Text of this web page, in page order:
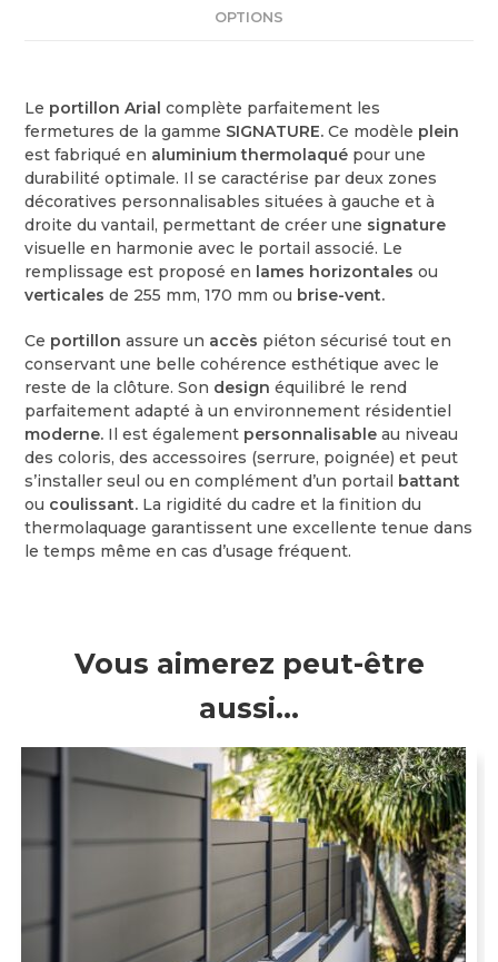
OPTIONS
Le portillon Arialcomplète parfaitement les
fermetures de la gamme SIGNATURE.Ce modèle plein
est fabriqué en aluminium thermolaqué pour une
durabilité optimale. Il se caractérise par deux zones
décoratives personnalisables situées à gauche et à
droite du vantail, permettant de créer une signature
visuelle en harmonie avec le portail associé. Le
remplissage est proposé en lames horizontalesou
verticalesde 255 mm, 170 mm ou brise-vent.
Ce portillonassure un accès piéton sécurisé tout en
conservant une belle cohérence esthétique avec le
reste de la clôture. Son designéquilibré le rend
parfaitement adapté à un environnement résidentiel
moderne. Il est également personnalisableau niveau
des coloris, des accessoires (serrure, poignée) et peut
s’installer seul ou en complément d’un portail battant
ou coulissant. La rigidité du cadre et la finition du
thermolaquage garantissent une excellente tenue dans
le temps même en cas d’usage fréquent.
Vous aimerez peut-être
aussi…